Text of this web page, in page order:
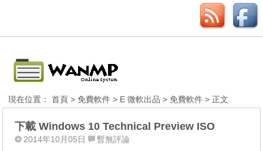
現在位置：首頁 >免費軟件 > E 微軟出品 >免費軟件 > 正文
下載 Windows 10 Technical Preview ISO
2014年10月05日 暫無評論